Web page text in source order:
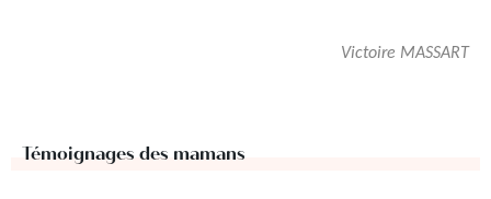
Victoire MASSART
Témoignages des mamans